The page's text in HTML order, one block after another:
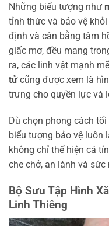
Những biểu tượng như
tỉnh thức và bảo vệ
định và cân bằng tâm
giấc mơ, đều mang
ra, các linh vật mạnh
tửcũng được xem là
trưng cho quyền lực và
Dù chọn phong cách
biểu tượng bảo vệ luôn
không chỉ thể hiện cá
che chở, an lành và
Bộ Sưu Tập Hình
Linh Thiêng